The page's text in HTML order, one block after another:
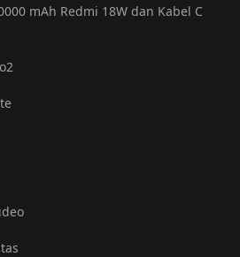
mAh Redmi 18W dan Kabel C